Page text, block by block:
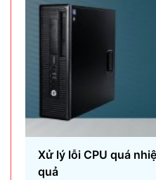
chi phí vận hành, ngày
nghiệp lựa chọn giải
Xử lý lỗi CPU quá
quả